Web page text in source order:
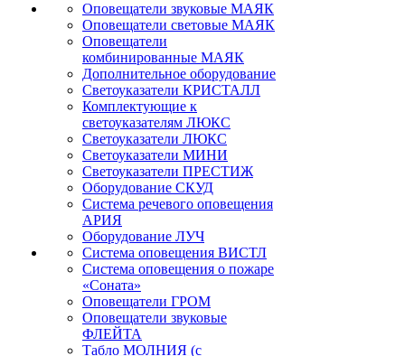
Оповещатели звуковые МАЯК
Оповещатели световые МАЯК
Оповещатели
комбинированные МАЯК
Дополнительное оборудование
Светоуказатели КРИСТАЛЛ
Комплектующие к
светоуказателям ЛЮКС
Светоуказатели ЛЮКС
Светоуказатели МИНИ
Светоуказатели ПРЕСТИЖ
Оборудование СКУД
Система речевого оповещения
АРИЯ
Оборудование ЛУЧ
Система оповещения ВИСТЛ
Система оповещения о пожаре
«Соната»
Оповещатели ГРОМ
Оповещатели звуковые
ФЛЕЙТА
Табло МОЛНИЯ (с